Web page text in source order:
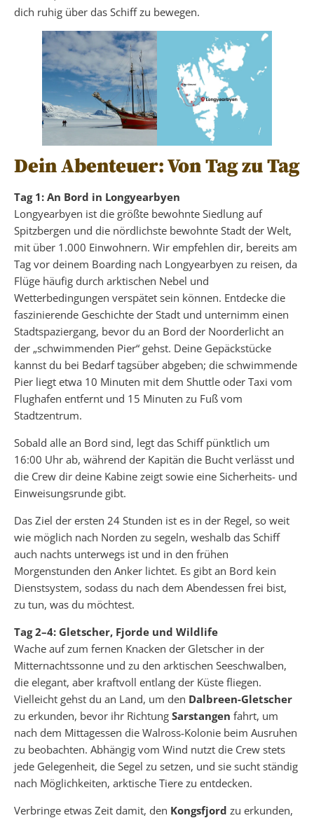
dich ruhig über das Schiff zu bewegen.
Dein Abenteuer: Von Tag zu Tag
Tag 1: An Bord in Longyearbyen
Longyearbyen ist die größte bewohnte Siedlung auf
Spitzbergen und die nördlichste bewohnte Stadt der Welt,
mit über 1.000 Einwohnern. Wir empfehlen dir, bereits am
Tag vor deinem Boarding nach Longyearbyen zu reisen, da
Flüge häufig durch arktischen Nebel und
Wetterbedingungen verspätet sein können. Entdecke die
faszinierende Geschichte der Stadt und unternimm einen
Stadtspaziergang, bevor du an Bord der Noorderlicht an
der „schwimmenden Pier“ gehst. Deine Gepäckstücke
kannst du bei Bedarf tagsüber abgeben; die schwimmende
Pier liegt etwa 10 Minuten mit dem Shuttle oder Taxi vom
Flughafen entfernt und 15 Minuten zu Fuß vom
Stadtzentrum.
Sobald alle an Bord sind, legt das Schiff pünktlich um
16:00 Uhr ab, während der Kapitän die Bucht verlässt und
die Crew dir deine Kabine zeigt sowie eine Sicherheits- und
Einweisungsrunde gibt.
Das Ziel der ersten 24 Stunden ist es in der Regel, so weit
wie möglich nach Norden zu segeln, weshalb das Schiff
auch nachts unterwegs ist und in den frühen
Morgenstunden den Anker lichtet. Es gibt an Bord kein
Dienstsystem, sodass du nach dem Abendessen frei bist,
zu tun, was du möchtest.
Tag 2–4: Gletscher, Fjorde und Wildlife
Wache auf zum fernen Knacken der Gletscher in der
Mitternachtssonne und zu den arktischen Seeschwalben,
die elegant, aber kraftvoll entlang der Küste fliegen.
Vielleicht gehst du an Land, um den Dalbreen-Gletscher
zu erkunden, bevor ihr Richtung Sarstangen fahrt, um
nach dem Mittagessen die Walross-Kolonie beim Ausruhen
zu beobachten. Abhängig vom Wind nutzt die Crew stets
jede Gelegenheit, die Segel zu setzen, und sie sucht ständig
nach Möglichkeiten, arktische Tiere zu entdecken.
Verbringe etwas Zeit damit, den Kongsfjord zu erkunden,